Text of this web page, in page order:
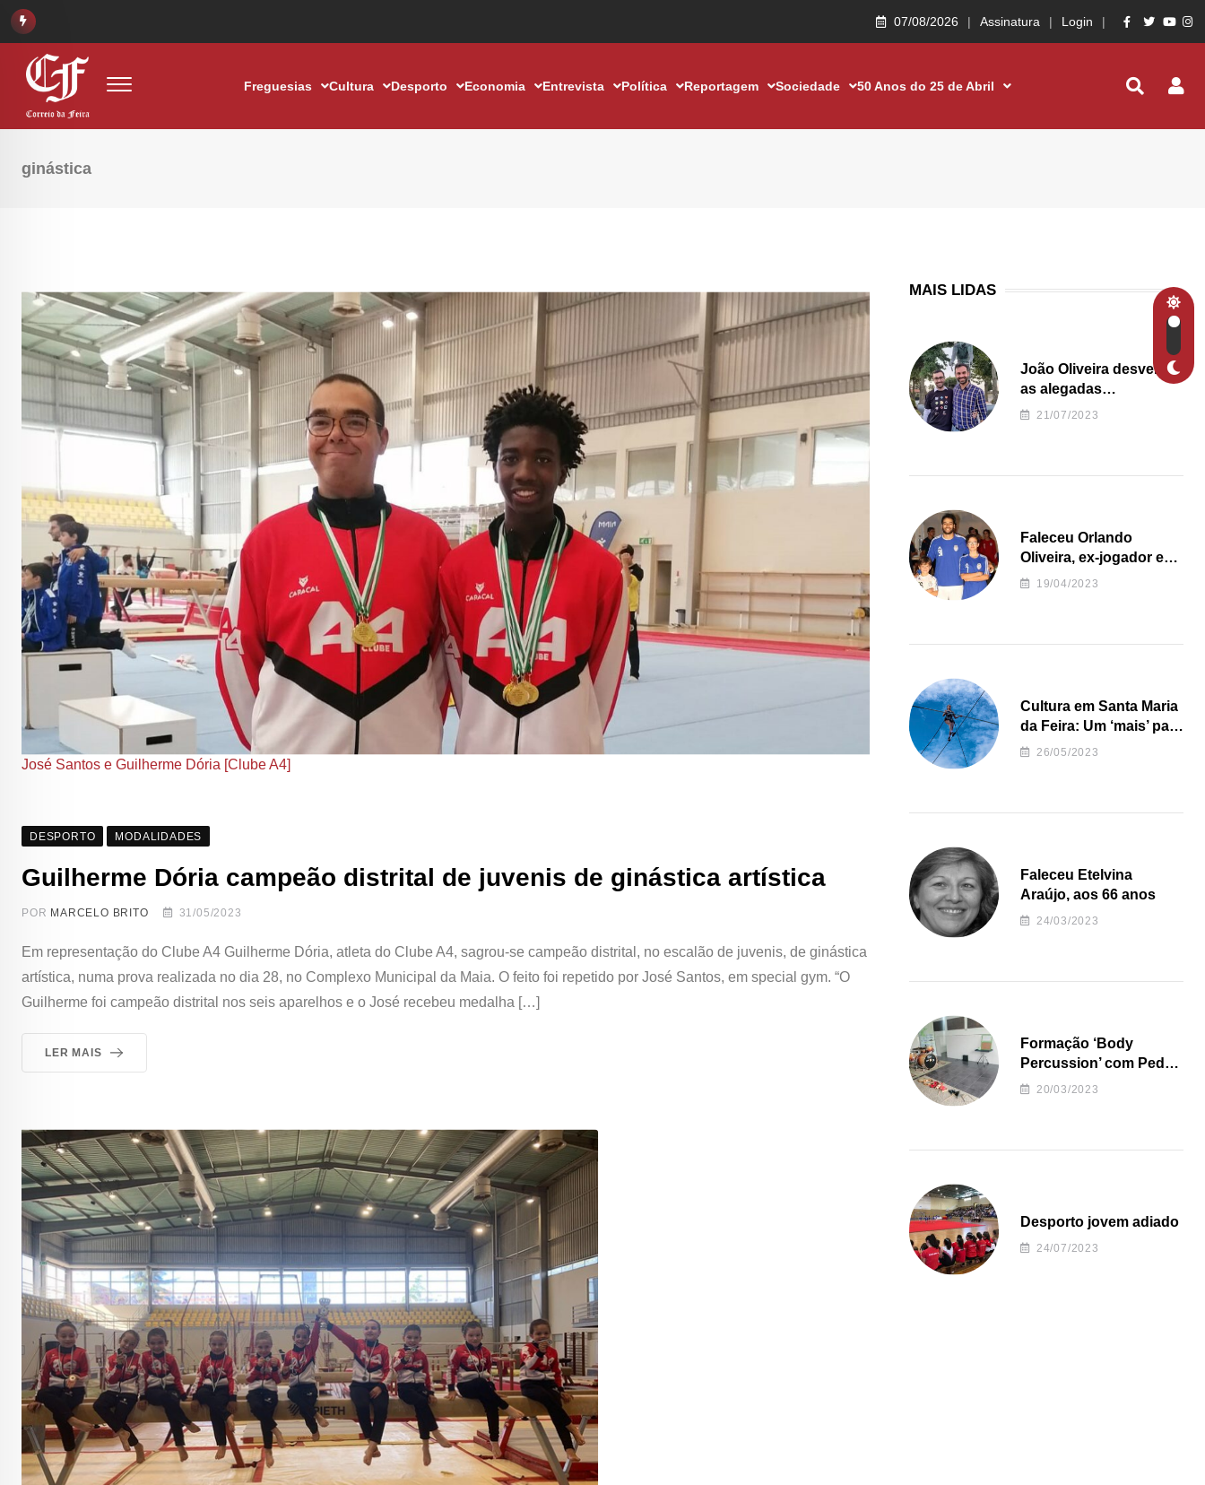
07/08/2026 Assinatura Login
Freguesias Cultura Desporto Economia Entrevista Política Reportagem Sociedade 50 Anos do 25 de Abril
ginástica
José Santos e Guilherme Dória [Clube A4]
DESPORTO MODALIDADES
Guilherme Dória campeão distrital de juvenis de ginástica artística
POR MARCELO BRITO 31/05/2023
Em representação do Clube A4 Guilherme Dória, atleta do Clube A4, sagrou-se campeão distrital, no escalão de juvenis, de ginástica
artística, numa prova realizada no dia 28, no Complexo Municipal da Maia. O feito foi repetido por José Santos, em special gym. “O
Guilherme foi campeão distrital nos seis aparelhos e o José recebeu medalha […]
LER MAIS
MAIS LIDAS
João Oliveira desvenda
as alegadas
irregularidades da
21/07/2023
Faleceu Orlando
Oliveira, ex-jogador e
treinador da formação
19/04/2023
Cultura em Santa Maria
da Feira: Um ‘mais’ para
o Concelho
26/05/2023
Faleceu Etelvina
Araújo, aos 66 anos
24/03/2023
Formação ‘Body
Percussion’ com Pedro
Almeida
20/03/2023
Desporto jovem adiado
24/07/2023